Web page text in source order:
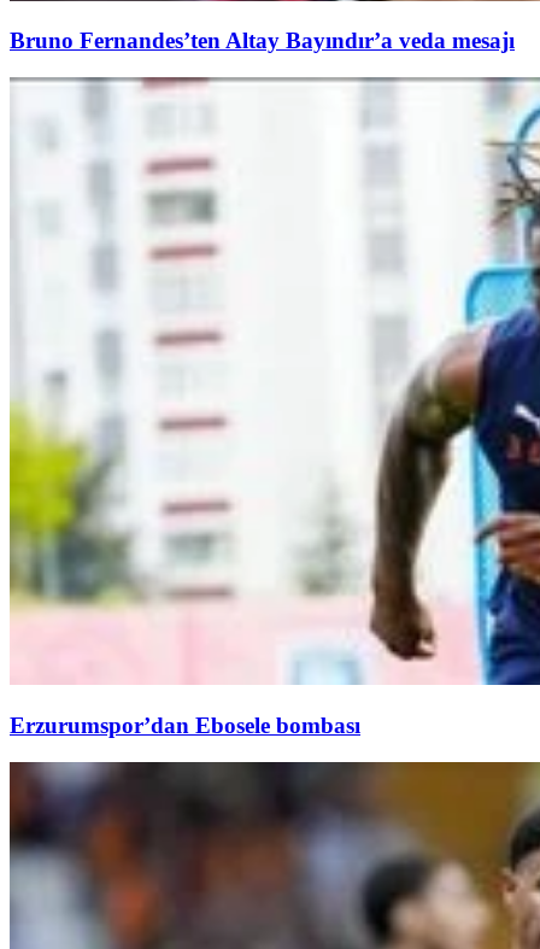
Bruno Fernandes’ten Altay Bayındır’a veda mesajı
Erzurumspor’dan Ebosele bombası